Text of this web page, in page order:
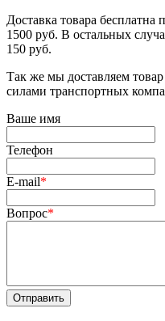
Доставка товара
1500 руб. В остальных
150 руб.
Так же мы доставляем
силами транспортных
Ваше имя
Телефон
E-mail*
Вопрос*
Отправить